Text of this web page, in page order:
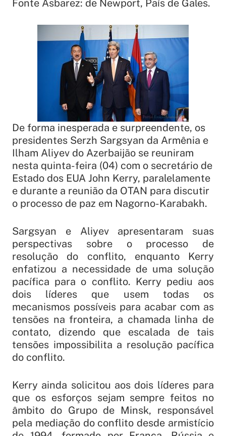
Fonte Asbarez: de Newport, País de Gales.
De forma inesperada e surpreendente, os
presidentes Serzh Sargsyan da Armênia e
Ilham Aliyev do Azerbaijão se reuniram
nesta quinta-feira (04) com o secretário de
Estado dos EUA John Kerry, paralelamente
e durante a reunião da OTAN para discutir
o processo de paz em Nagorno-Karabakh.
Sargsyan e Aliyev apresentaram suas
perspectivas sobre o processo de
resolução do conflito, enquanto Kerry
enfatizou a necessidade de uma solução
pacífica para o conflito. Kerry pediu aos
dois líderes que usem todas os
mecanismos possíveis para acabar com as
tensões na fronteira, a chamada linha de
contato, dizendo que escalada de tais
tensões impossibilita a resolução pacífica
do conflito.
Kerry ainda solicitou aos dois líderes para
que os esforços sejam sempre feitos no
âmbito do Grupo de Minsk, responsável
pela mediação do conflito desde armistício